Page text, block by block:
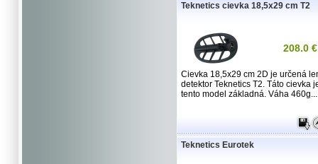
Teknetics cievka 18,5x29 cm T2
208.0 €
Cievka 18,5x29 cm 2D je určená
detektor Teknetics T2. Táto cievka
tento model základná. Váha
Teknetics Eurotek